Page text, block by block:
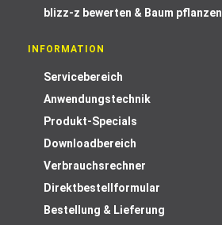
blizz-z bewerten & Baum pflanzen
INFORMATION
Servicebereich
Anwendungstechnik
Produkt-Specials
Downloadbereich
Verbrauchsrechner
Direktbestellformular
Bestellung & Lieferung